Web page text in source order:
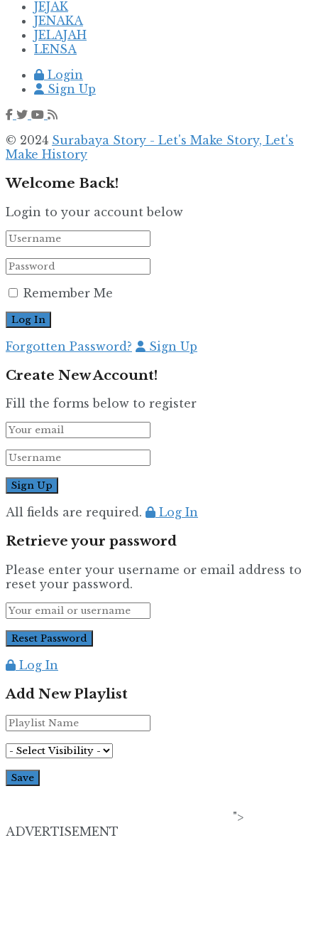
JEJAK
JENAKA
JELAJAH
LENSA
Login
Sign Up
© 2024 Surabaya Story - Let's Make Story, Let's
Make History
Welcome Back!
Login to your account below
Remember Me
Forgotten Password? Sign Up
Create New Account!
Fill the forms below to register
All fields are required. Log In
Retrieve your password
Please enter your username or email address to
reset your password.
Log In
Add New Playlist
">
ADVERTISEMENT